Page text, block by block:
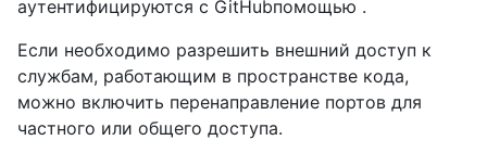
аутентифицируются с GitHubпомощью .
Если необходимо разрешить внешний доступ к
службам, работающим в пространстве кода,
можно включить перенаправление портов для
частного или общего доступа.